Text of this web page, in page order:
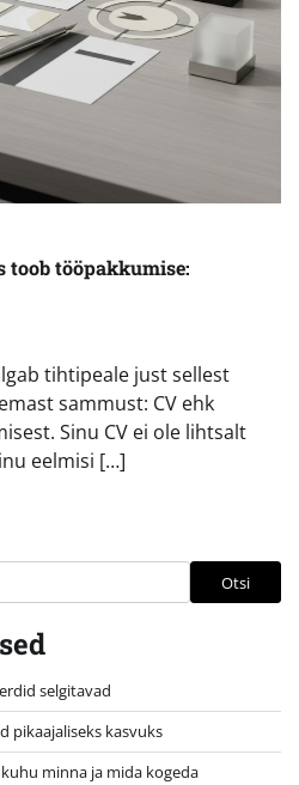
toob tööpakkumise:
tihtipeale just sellest
sammust: CV ehk
Sinu CV ei ole lihtsalt
eelmisi […]
Otsi
selgitavad
pikaajaliseks kasvuks
minna ja mida kogeda